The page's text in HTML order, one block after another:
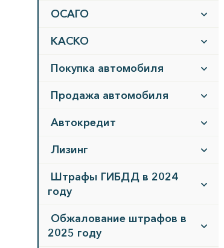
ОСАГО
КАСКО
Покупка автомобиля
Продажа автомобиля
Автокредит
Лизинг
Штрафы ГИБДД в 2024
году
Обжалование штрафов в
2025 году